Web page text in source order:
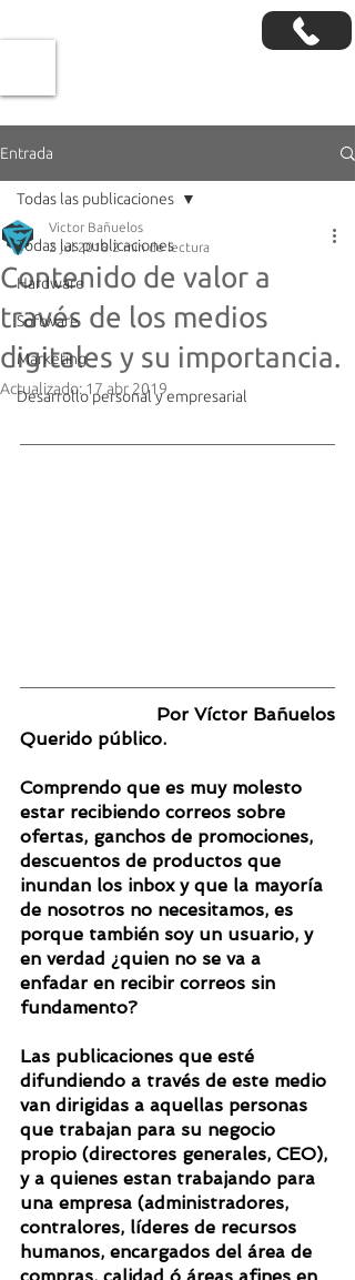
Entrada
Todas las publicaciones
Hardware
Software
Marketing
Desarrollo personal y empresarial
Todas las publicaciones
Contenido de valor a
través de los medios
digitales y su importancia.
Victor Bañuelos
2 jul 2018 2 min de lectura
Actualizado: 17 abr 2019
Por Víctor Bañuelos
Querido público.
Comprendo que es muy molesto
estar recibiendo correos sobre
ofertas, ganchos de promociones,
descuentos de productos que
inundan los inbox y que la mayoría
de nosotros no necesitamos, es
porque también soy un usuario, y
en verdad ¿quien no se va a
enfadar en recibir correos sin
fundamento?
Las publicaciones que esté
difundiendo a través de este medio
van dirigidas a aquellas personas
que trabajan para su negocio
propio (directores generales, CEO),
y a quienes estan trabajando para
una empresa (administradores,
contralores, líderes de recursos
humanos, encargados del área de